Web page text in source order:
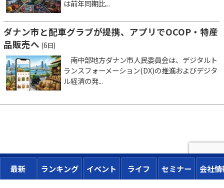
は前年同期比...
ダナン市と配車グラブが提携、アプリでOCOP・特産
品販売へ (6日)
南中部地方ダナン市人民委員会は、デジタルト
ランスフォーメーション(DX)の推進およびデジタ
ル経済の発...
最新 ランキング イベント ライフ セミナー 会社